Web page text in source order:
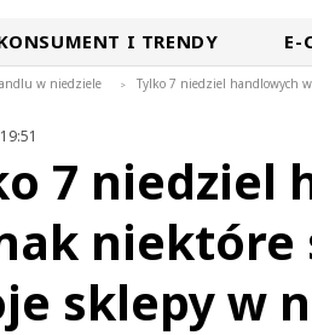
I TRENDY E-
w niedziele > Tylko 7 niedziel handlowych
7 niedziel
sklepy w